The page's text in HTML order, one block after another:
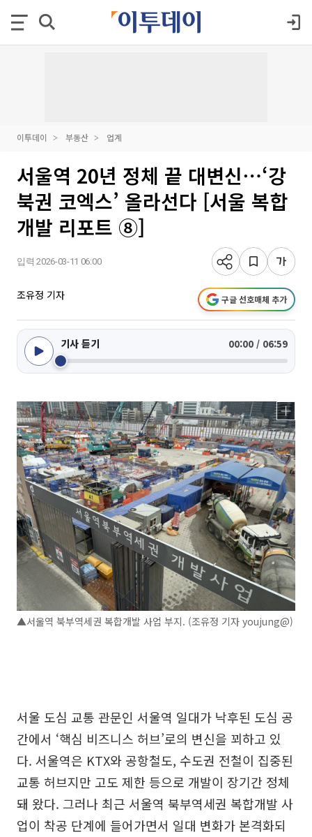
이투데이 부동산 업계
서울역 20년 정체 끝 대변신⋯‘강
북권 코엑스’ 올라선다 [서울 복합
개발 리포트 ⑧]
입력 2026-03-11 06:00
조유정 기자 구글 선호매체 추가
기사 듣기 00:00 / 06:59
▲서울역 북부역세권 복합개발 사업 부지. (조유정 기자 youjung@)
서울 도심 교통 관문인 서울역 일대가 낙후된 도심 공
간에서 ‘핵심 비즈니스 허브’로의 변신을 꾀하고 있
다. 서울역은 KTX와 공항철도, 수도권 전철이 집중된
교통 허브지만 고도 제한 등으로 개발이 장기간 정체
돼 왔다. 그러나 최근 서울역 북부역세권 복합개발 사
업이 착공 단계에 들어가면서 일대 변화가 본격화되